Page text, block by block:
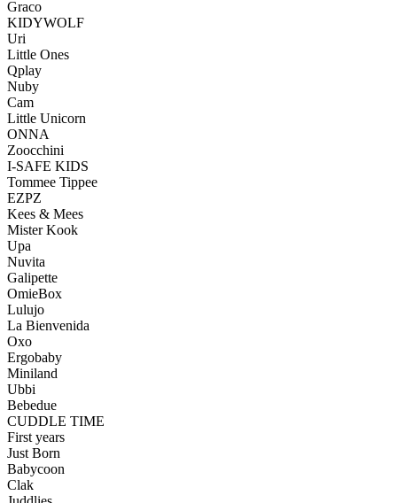
Graco
KIDYWOLF
Uri
Little Ones
Qplay
Nuby
Cam
Little Unicorn
ONNA
Zoocchini
I-SAFE KIDS
Tommee Tippee
EZPZ
Kees & Mees
Mister Kook
Upa
Nuvita
Galipette
OmieBox
Lulujo
La Bienvenida
Oxo
Ergobaby
Miniland
Ubbi
Bebedue
CUDDLE TIME
First years
Just Born
Babycoon
Clak